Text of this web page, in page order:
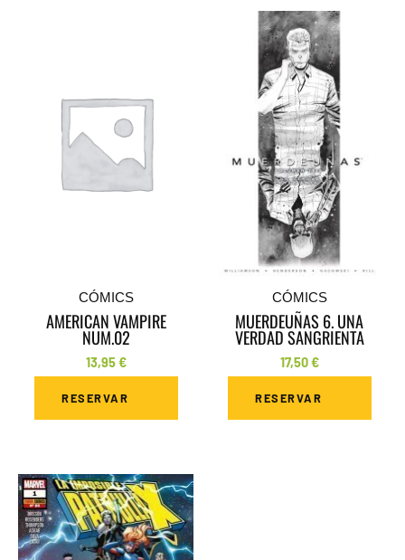
CÓMICS
AMERICAN VAMPIRE
NUM.02
13,95€
RESERVAR
CÓMICS
MUERDEUÑAS 6. UNA
VERDAD SANGRIENTA
17,50€
RESERVAR